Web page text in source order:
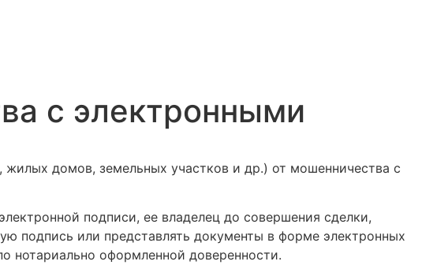
с электронными
жилых домов, земельных участков и др.) от мошенничества с
подписи, ее владелец до совершения сделки,
подпись или представлять документы в форме электронных
нотариально оформленной доверенности.